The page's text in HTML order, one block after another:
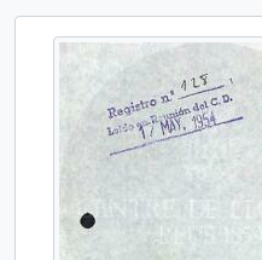
Unitat documental
SOR, 134 - Carta del
més 180...